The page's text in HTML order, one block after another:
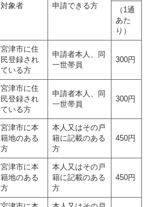
対象者 申請できる方
（1通
あた
り）
宮津市に住
民登録され
ている方
申請者本人、同
一世帯員
300円
宮津市に住
民登録され
ている方
申請者本人、同
一世帯員
300円
宮津市に本
籍地のある
方
本人又はその戸
籍に記載のある
方
450円
宮津市に本
籍地のある
方
本人又はその戸
籍に記載のある
方
450円